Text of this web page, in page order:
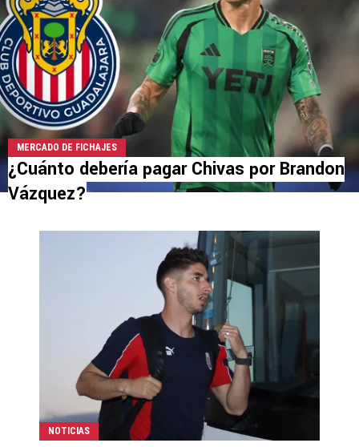
MERCADO DE FICHAJES
¿Cuánto debería pagar Chivas por Brandon
Vázquez?
NOTICIAS